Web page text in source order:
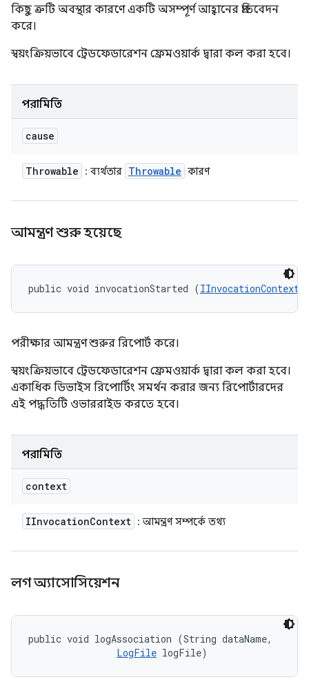
কিছু ত্রুটি অবস্থার কারণে একটি অসম্পূর্ণ আহ্বানের প্রতিবেদন
করে।
স্বয়ংক্রিয়ভাবে ট্রেডফেডারেশন ফ্রেমওয়ার্ক দ্বারা কল করা হবে।
পরামিতি
cause
Throwable : ব্যর্থতার Throwable কারণ
আমন্ত্রণ শুরু হয়েছে
public void invocationStarted (IInvocationContext
পরীক্ষার আমন্ত্রণ শুরুর রিপোর্ট করে।
স্বয়ংক্রিয়ভাবে ট্রেডফেডারেশন ফ্রেমওয়ার্ক দ্বারা কল করা হবে।
একাধিক ডিভাইস রিপোর্টিং সমর্থন করার জন্য রিপোর্টারদের
এই পদ্ধতিটি ওভাররাইড করতে হবে।
পরামিতি
context
IInvocationContext : আমন্ত্রণ সম্পর্কে তথ্য
লগ অ্যাসোসিয়েশন
public void logAssociation (String dataName,
LogFile logFile)